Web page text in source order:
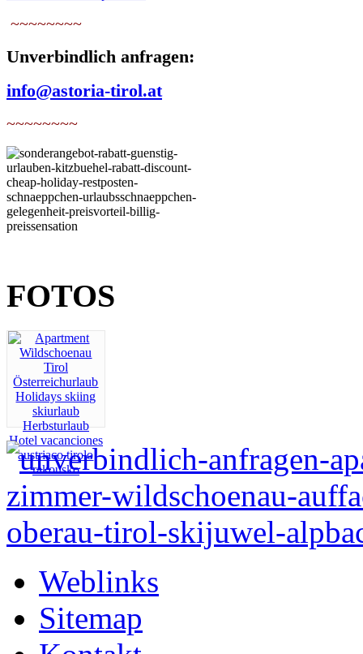
~~~~~~~~
Unverbindlich anfragen:
info@astoria-tirol.at
~~~~~~~~
FOTOS
Weblinks
Sitemap